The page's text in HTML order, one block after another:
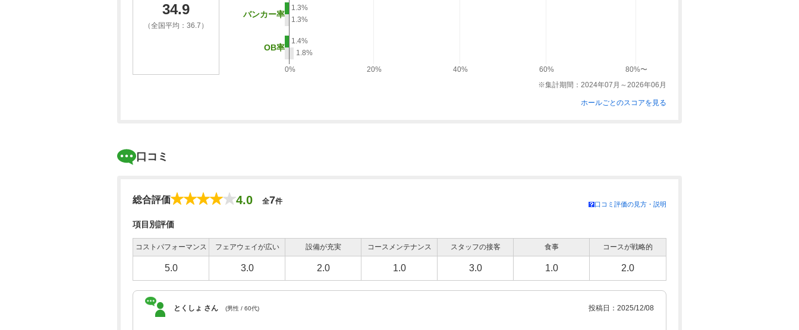
34.9
（全国平均：36.7）
バンカー率
1.3%
1.3%
OB率
1.4%
1.8%
0%
20% 40% 60%
80%〜
※集計期間：2024年07月～2026年06月
ホールごとのスコアを見る
口コミ
総合評価 4.0 全7件 口コミ評価の見方・説明
項目別評価
コストパフォーマンス フェアウェイが広い 設備が充実 コースメンテナンス スタッフの接客 食事 コースが戦略的
5.0 3.0 2.0 1.0 3.0 1.0 2.0
とくしょ さん (男性 / 60代) 投稿日：2025/12/08